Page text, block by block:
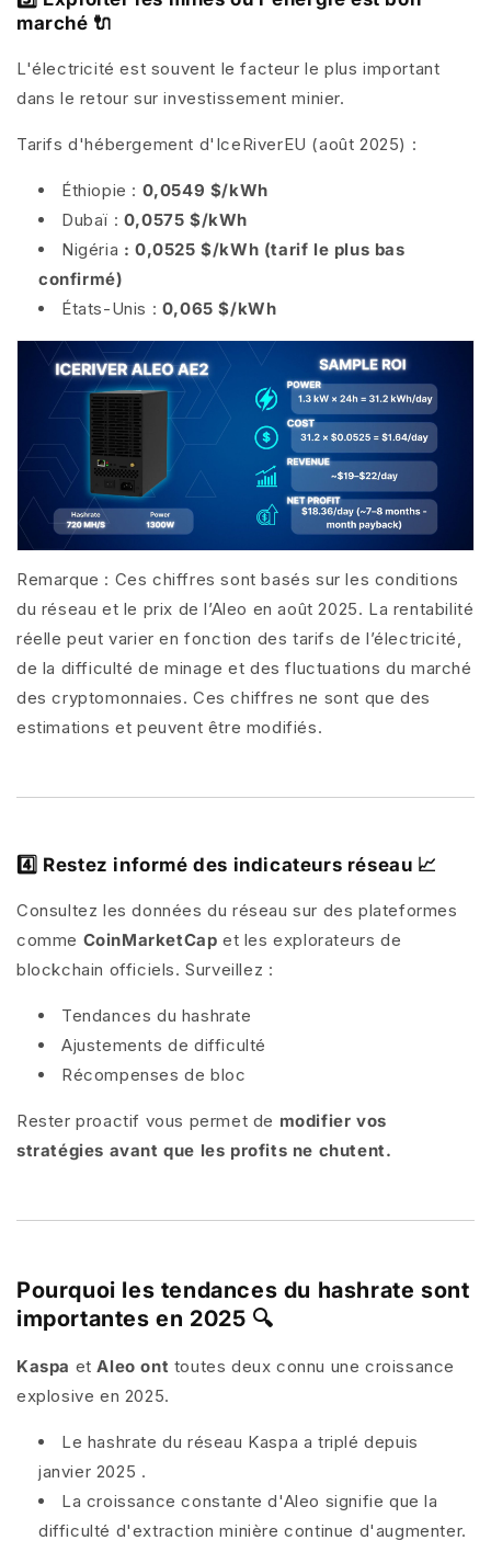
marché 🔌
L'électricité est souvent lefacteur le plus important
dans le retour sur investissement minier.
Tarifs d'hébergement d'IceRiverEU (août 2025) :
Éthiopie : 0,0549 $/kWh
Dubaï : 0,0575 $/kWh
Nigéria :0,0525 $/kWh (tarif le plus bas
confirmé)
États-Unis : 0,065 $/kWh
Remarque : Ces chiffres sont basés sur les conditions
du réseau et le prix de l’Aleo en août 2025. La rentabilité
réelle peut varier en fonction des tarifs de l’électricité,
de la difficulté de minage et des fluctuations du marché
des cryptomonnaies. Ces chiffres ne sont que des
estimations et peuvent être modifiés.
4️⃣ Restez informé des indicateurs réseau 📈
Consultez les données du réseau sur des plateformes
comme CoinMarketCapet les explorateurs de
blockchain officiels. Surveillez :
Tendances du hashrate
Ajustements de difficulté
Récompenses de bloc
Rester proactif vous permet de modifier vos
stratégies avant que les profits ne chutent.
Pourquoi les tendances du hashrate sont
importantes en 2025 🔍
Kaspa etAleo ont toutes deuxconnu une croissance
explosive en 2025.
Le hashrate du réseau Kaspa a triplé depuis
janvier 2025 .
La croissance constante d'Aleo signifie que la
difficulté d'extraction minière continue d'augmenter.